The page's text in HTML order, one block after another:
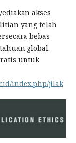
akses
yang telah
bebas
global.
untuk
index.php/jilak